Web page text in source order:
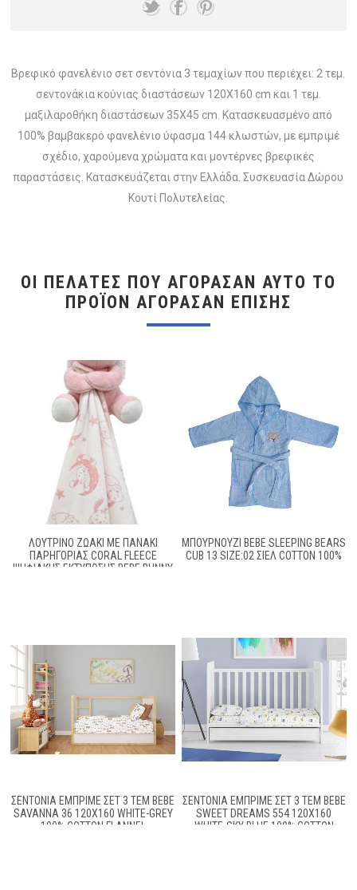
Βρεφικό φανελένιο σετ σεντόνια 3 τεμαχίων που περιέχει: 2 τεμ.
σεντονάκια κούνιας διαστάσεων 120X160 cm και 1 τεμ.
μαξιλαροθήκη διαστάσεων 35Χ45 cm. Κατασκευασμένο από
100% βαμβακερό φανελένιο ύφασμα 144 κλωστών, με εμπριμέ
σχέδιο, χαρούμενα χρώματα και μοντέρνες βρεφικές
παραστάσεις. Κατασκευάζεται στην Ελλάδα. Συσκευασία Δώρου
Κουτί Πολυτελείας.
ΟΙ ΠΕΛΆΤΕΣ ΠΟΥ ΑΓΌΡΑΣΑΝ ΑΥΤΌ ΤΟ
ΠΡΟΪΌΝ ΑΓΌΡΑΣΑΝ ΕΠΊΣΗΣ
ΛΟΎΤΡΙΝΟ ΖΩΆΚΙ ΜΕ ΠΑΝΆΚΙ
ΠΑΡΗΓΟΡΊΑΣ CORAL FLEECE
ΨΗΦΙΑΚΉΣ ΕΚΤΎΠΩΣΗΣ BEBE BUNNY
ΜΠΟΥΡΝΟΥΖΙ BEBE SLEEPING BEARS
CUB 13 SIZE:02 ΣΙΕΛ COTTON 100%
ΣΕΝΤΌΝΙΑ ΕΜΠΡΙΜΈ ΣΕΤ 3 ΤΕΜ BEBE
SAVANNA 36 120X160 WHITE-GREY
100% COTTON FLANNEL
ΣΕΝΤΟΝΙΑ ΕΜΠΡΙΜΕ ΣΕΤ 3 ΤΕΜ BEBE
SWEET DREAMS 554 120X160
WHITE-SKY BLUE 100% COTTON